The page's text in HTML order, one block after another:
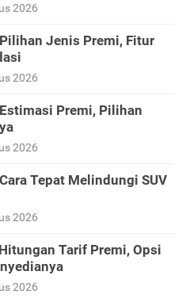
2026
Jenis Premi, Fitur
2026
Premi, Pilihan
2026
Tepat Melindungi SUV
2026
Tarif Premi, Opsi
2026